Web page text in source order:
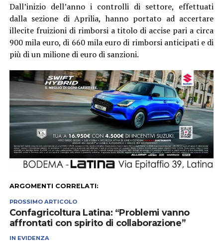
Dall’inizio dell’anno i controlli di settore, effettuati
dalla sezione di Aprilia, hanno portato ad accertare
illecite fruizioni di rimborsi a titolo di accise pari a circa
900 mila euro, di 660 mila euro di rimborsi anticipati e di
più di un milione di euro di sanzioni.
ARGOMENTI CORRELATI:
PROSSIMO ARTICOLO
Confagricoltura Latina: “Problemi vanno
affrontati con spirito di collaborazione”
IN EVIDENZA